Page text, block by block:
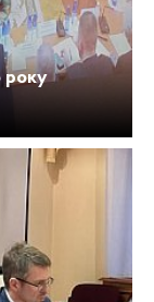
року